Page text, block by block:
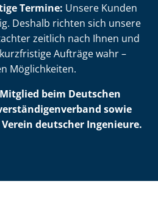
Termine: Unsere Kunden
Deshalb richten sich unsere
zeitlich nach Ihnen und
Aufträge wahr –
Möglichkeiten.
beim Deutschen
sowie
deutscher Ingenieure.